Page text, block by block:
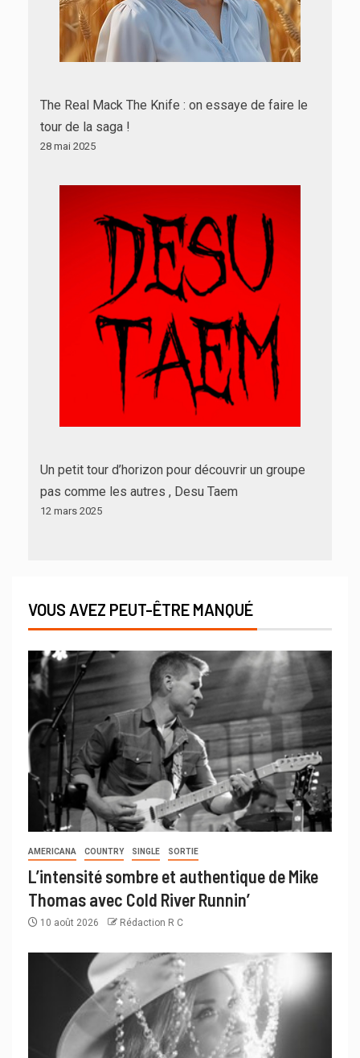
The Real Mack The Knife : on essaye de faire le
tour de la saga !
28 mai 2025
Un petit tour d’horizon pour découvrir un groupe
pas comme les autres , Desu Taem
12 mars 2025
VOUS AVEZ PEUT-ÊTRE MANQUÉ
AMERICANA COUNTRY SINGLE SORTIE
L’intensité sombre et authentique de Mike
Thomas avec Cold River Runnin’
10 août 2026 Rédaction R C